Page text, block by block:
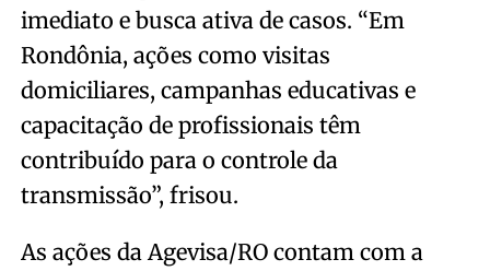
imediato e busca ativa de casos. “Em
Rondônia, ações como visitas
domiciliares, campanhas educativas e
capacitação de profissionais têm
contribuído para o controle da
transmissão”, frisou.
As ações da Agevisa/RO contam com a